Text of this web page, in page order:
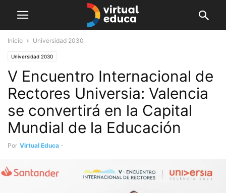
Inicio Universidad 2030
Universidad 2030
V Encuentro Internacional de
Rectores Universia: Valencia
se convertirá en la Capital
Mundial de la Educación
Por Virtual Educa -